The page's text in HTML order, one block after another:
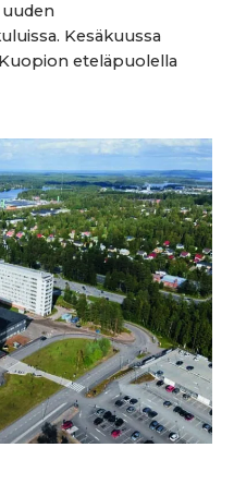
uuden
Kesäkuussa
eteläpuolella